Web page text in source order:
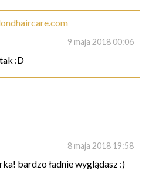
9 maja 2018 00:06
:D
8 maja 2018 19:58
bardzo ładnie wyglądasz :)